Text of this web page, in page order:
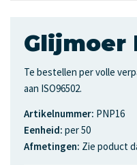
Glijmoer
Te bestellen per volle
aan ISO96502.
Artikelnummer: PNP16
Eenheid: per 50
Afmetingen: Zie poduct